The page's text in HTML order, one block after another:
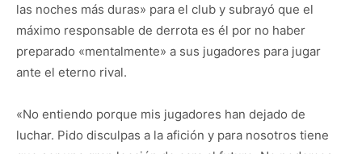
las noches más duras» para el club y subrayó que el
máximo responsable de derrota es él por no haber
preparado «mentalmente» a sus jugadores para jugar
ante el eterno rival.
«No entiendo porque mis jugadores han dejado de
luchar. Pido disculpas a la afición y para nosotros tiene